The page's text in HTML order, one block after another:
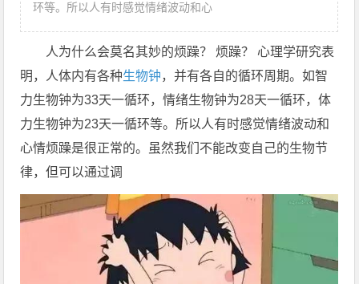
环等。所以人有时感觉情绪波动和心
人为什么会莫名其妙的烦躁？ 烦躁？ 心理学研究表
明，人体内有各种生物钟，并有各自的循环周期。如智
力生物钟为33天一循环，情绪生物钟为28天一循环，体
力生物钟为23天一循环等。所以人有时感觉情绪波动和
心情烦躁是很正常的。虽然我们不能改变自己的生物节
律，但可以通过调